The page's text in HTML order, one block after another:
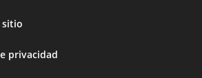
sitio
privacidad